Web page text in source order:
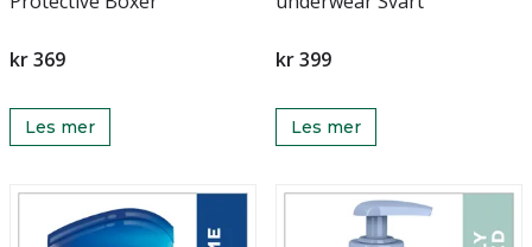
kr 369
Les mer
kr 399
Les mer